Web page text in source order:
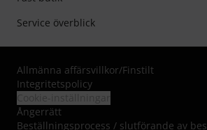
Service överblick
Allmänna affärsvillkor/Finstilt
Integritetspolicy
Ångerrätt
Beställningsprocess / slutförande av